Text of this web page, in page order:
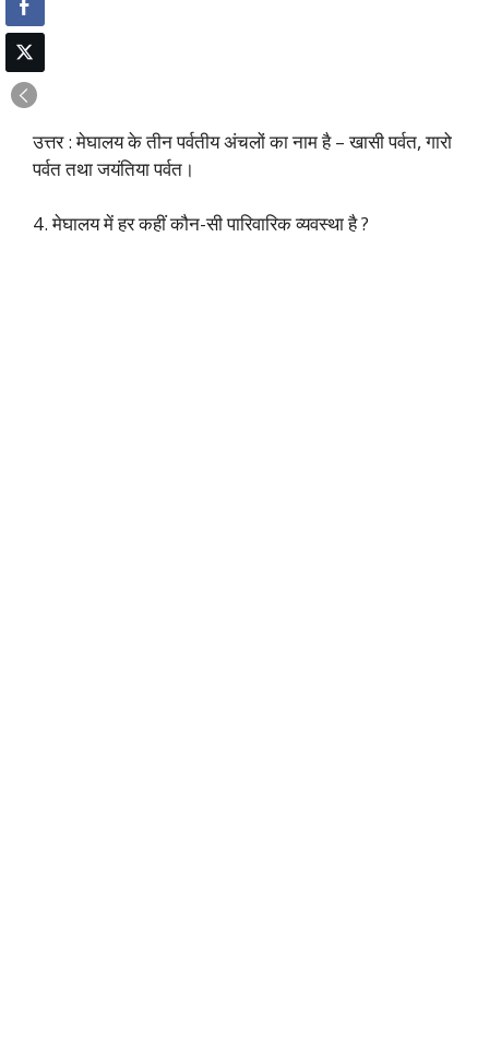
उत्तर : मेघालय के तीन पर्वतीय अंचलों का नाम है – खासी पर्वत, गारो
पर्वत तथा जयंतिया पर्वत।
4. मेघालय में हर कहीं कौन-सी पारिवारिक व्यवस्था है ?